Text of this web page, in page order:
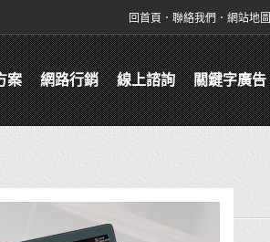
網站地圖
聯絡我們 ．
回首頁 ．
案 網路行銷 線上諮詢 關鍵字廣告